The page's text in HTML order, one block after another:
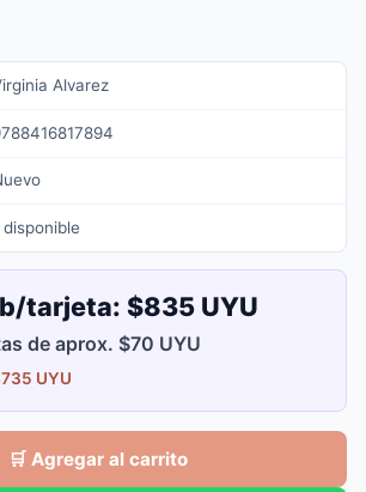
Alvarez
disponible
tarjeta: $835 UYU
de aprox. $70 UYU
UYU
🛒 Agregar al carrito